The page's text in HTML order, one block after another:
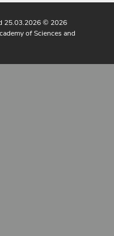
25.03.2026© 2026
of Sciences and